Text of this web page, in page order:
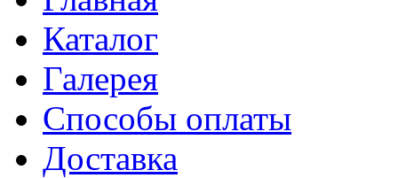
Каталог
Галерея
Способы оплаты
Доставка